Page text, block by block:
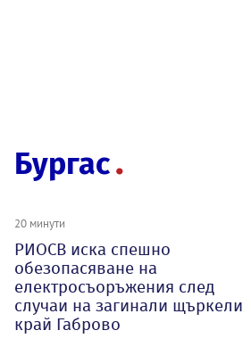
Бургас
20 минути
РИОСВ иска спешно
обезопасяване на
електросъоръжения след
случаи на загинали щъркели
край Габрово